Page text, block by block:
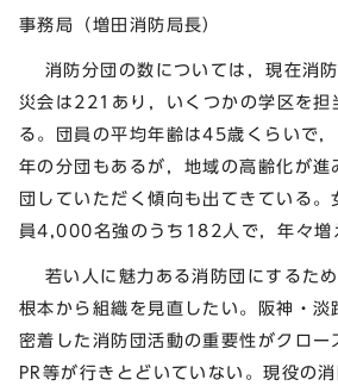
事務局（増田消防局長）
消防分団の数については，現在消
災会は221あり，いくつかの学区を担
る。団員の平均年齢は45歳くらいで
年の分団もあるが，地域の高齢化が進
団していただく傾向も出てきている。
員4,000名強のうち182人で，年々増
若い人に魅力ある消防団にするた
根本から組織を見直したい。阪神・淡
密着した消防団活動の重要性がクロー
PR等が行きとどいていない。現役の